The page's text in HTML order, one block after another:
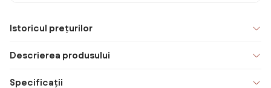
Istoricul prețurilor
Descrierea produsului
Specificații